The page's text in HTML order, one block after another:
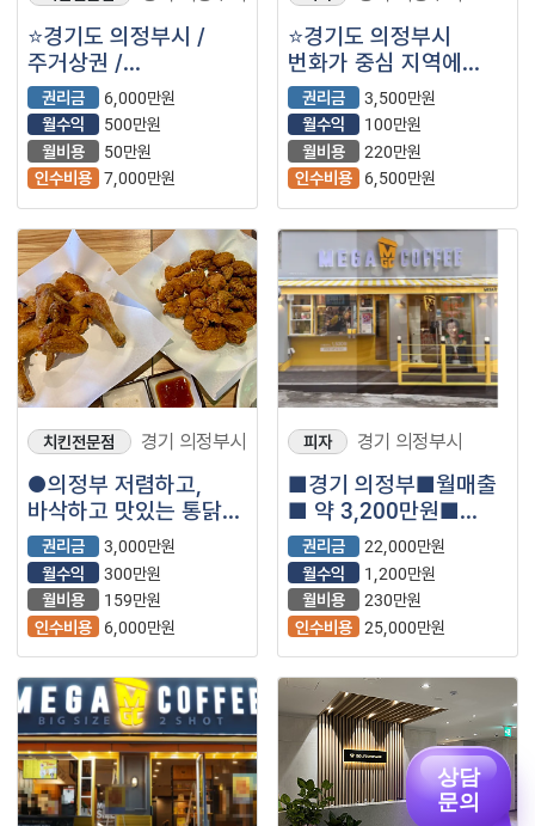
⭐경기도 의정부시 /
주거상권 /
배후세대많음 / 고매출
거의 오토 ＂
호식이두마리치킨＂ ⭐
권리금
6,000만원
월수익
500만원
월비용
50만원
인수비용 7,000만원
⭐경기도 의정부시
번화가 중심 지역에
위치한 무인
사진관입니다.
권리금
3,500만원
월수익
100만원
월비용
220만원
인수비용
6,500만원
치킨전문점 경기 의정부시
●의정부 저렴하고,
바삭하고 맛있는 통닭
나왔습니다.●
권리금
3,000만원
월수익
300만원
월비용
159만원
인수비용
6,000만원
피자 경기 의정부시
■경기 의정부■월매출
■ 약 3,200만원■
메가커피
매장나왔습니다.
권리금
22,000만원
월수익
1,200만원
월비용
230만원
인수비용 25,000만원
상담
문의